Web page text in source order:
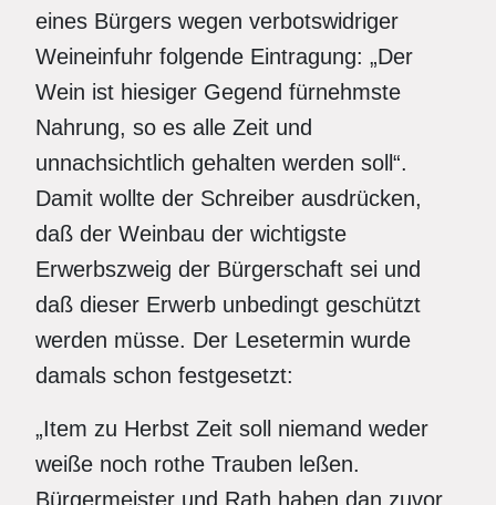
eines Bürgers wegen verbotswidriger
Weineinfuhr folgende Eintragung: „Der
Wein ist hiesiger Gegend fürnehmste
Nahrung, so es alle Zeit und
unnachsichtlich gehalten werden soll“.
Damit wollte der Schreiber ausdrücken,
daß der Weinbau der wichtigste
Erwerbszweig der Bürgerschaft sei und
daß dieser Erwerb unbedingt geschützt
werden müsse. Der Lesetermin wurde
damals schon festgesetzt:
„Item zu Herbst Zeit soll niemand weder
weiße noch rothe Trauben leßen.
Bürgermeister und Rath haben dan zuvor